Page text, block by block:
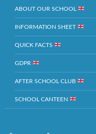
ABOUT OUR SCHOOL
INFORMATION SHEET
QUICK FACTS
GDPR
AFTER SCHOOL CLUB
SCHOOL CANTEEN